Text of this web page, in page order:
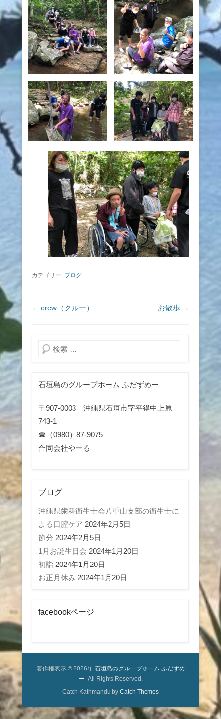
カテゴリー: ブログ
投稿ナビゲーション
← crew（クルー） お散歩 →
検索
石垣島のグループホーム ふだずめー
〒907-0003 沖縄県石垣市字平得中上原
743-1
☎（0980）87-9075
合同会社やーる
ブログ
沖縄県歯科衛生士会八重山支部の衛生士に
よる口腔ケア 2024年2月5日
節分 2024年2月5日
1月お誕生日会 2024年1月20日
初詣 2024年1月20日
お正月休み 2024年1月20日
facebookページ
著作権表示 © 2026年 石垣島のグループホーム ふだずめ
ー All Rights Reserved.
Catch Kathmandu by Catch Themes